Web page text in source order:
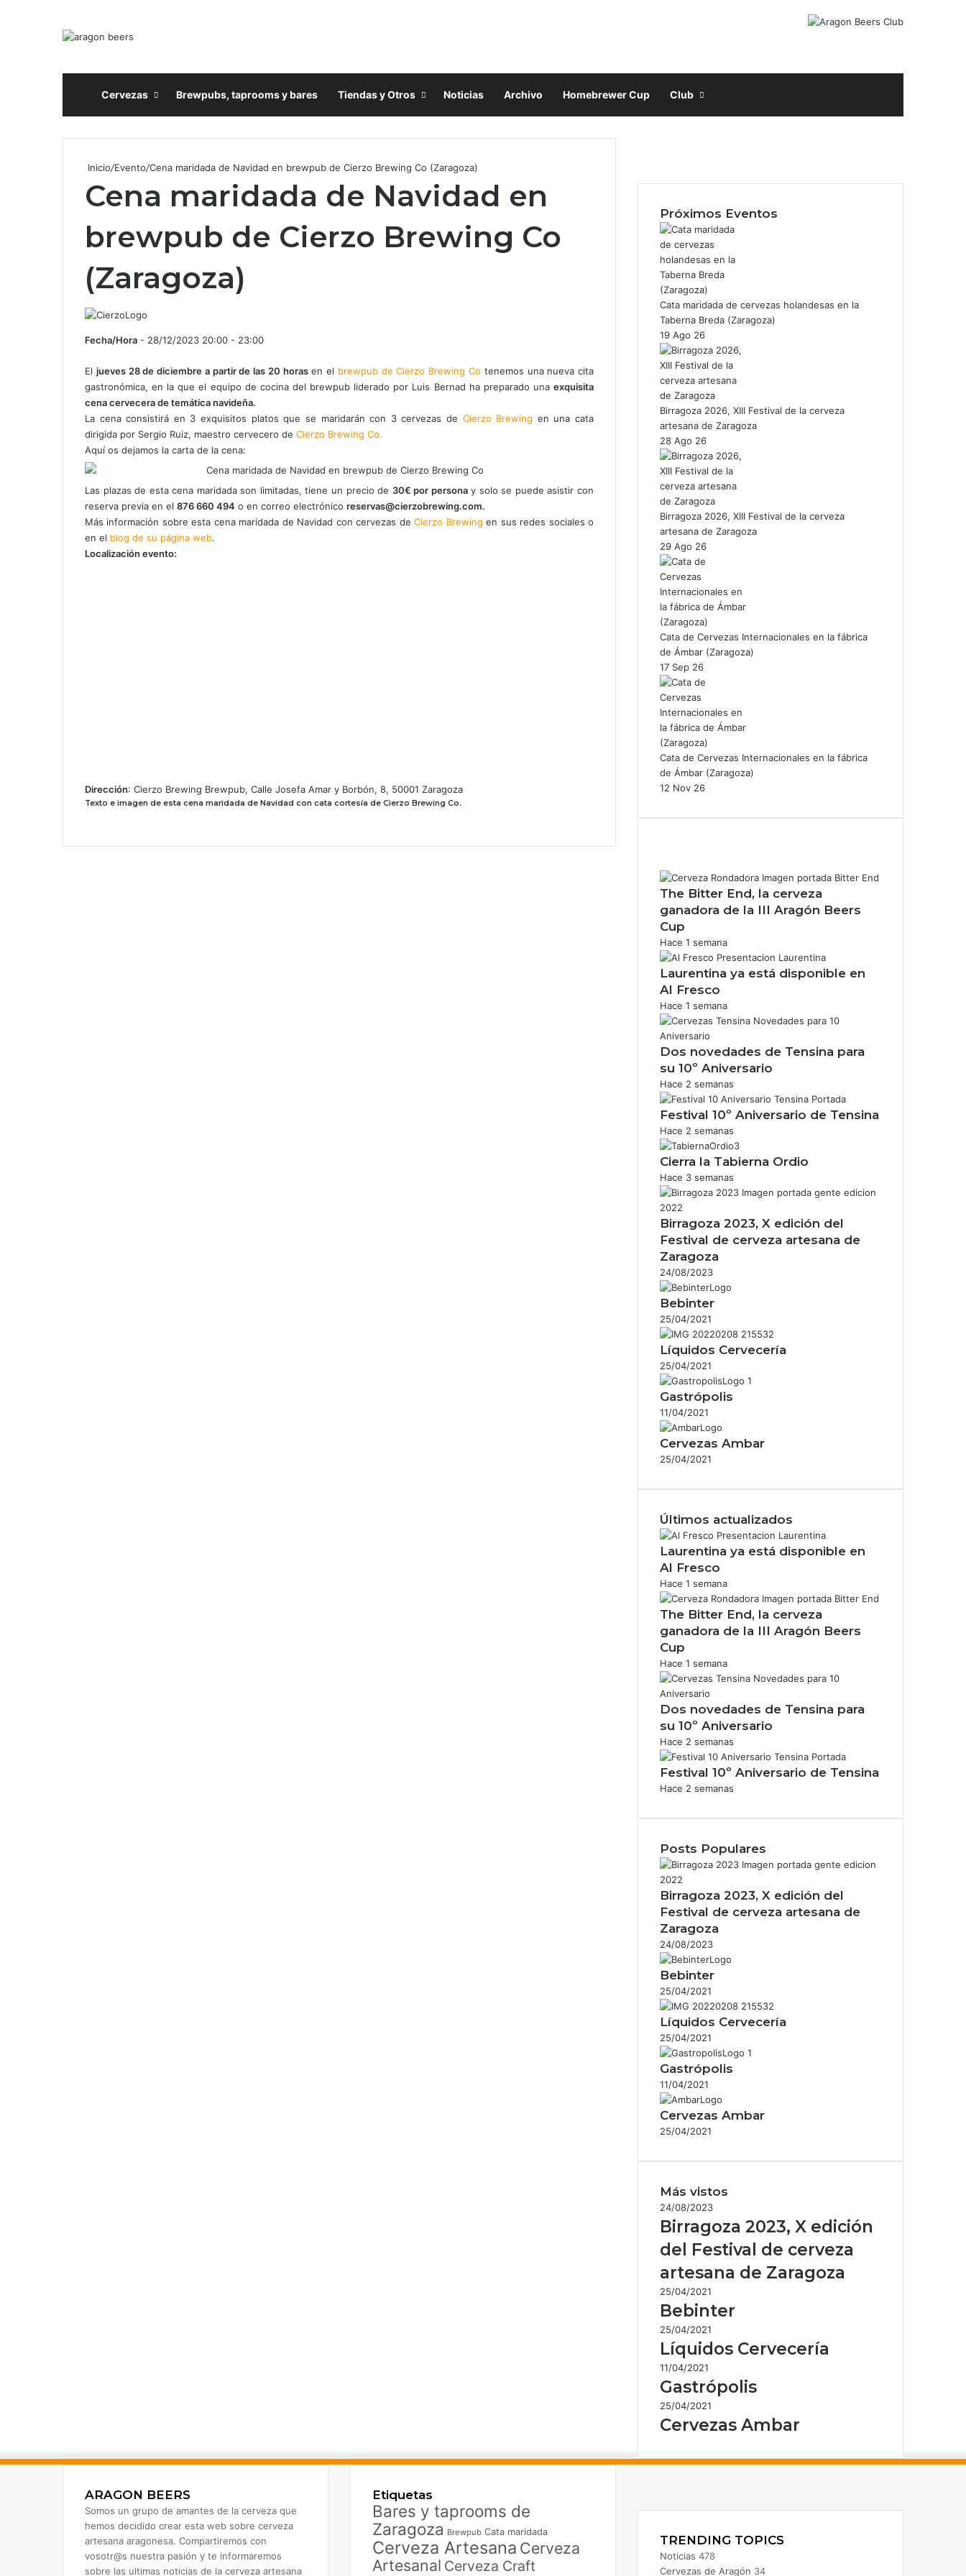
InicioCervezas Brewpubs, taprooms y bares Tiendas y Otros Noticias Archivo Homebrewer Cup Club
Inicio/Evento/Cena maridada de Navidad en brewpub de Cierzo Brewing Co (Zaragoza)
Cena maridada de Navidad en
brewpub de Cierzo Brewing Co
(Zaragoza)
Fecha/Hora - 28/12/2023 20:00 - 23:00
El jueves 28 de diciembre a partir de las 20 horasen el brewpub de Cierzo Brewing Co tenemos una nueva cita
gastronómica, en la que el equipo de cocina del brewpub liderado por Luis Bernad ha preparado una exquisita
cena cervecera de temática navideña.
La cena consistirá en 3 exquisitos platos que se maridarán con 3 cervezas de Cierzo Brewing en una cata
dirigida por Sergio Ruiz, maestro cervecero de Cierzo Brewing Co.
Aquí os dejamos la carta de la cena:
Las plazas de esta cena maridada son limitadas, tiene un precio de 30€ por personay solo se puede asistir con
reserva previa en el 876 660 494 o en correo electrónico reservas@cierzobrewing.com.
Más información sobre esta cena maridada de Navidad con cervezas deCierzo Brewing en sus redes sociales o
en el blog de su página web.
Localización evento:
Dirección: Cierzo Brewing Brewpub, Calle Josefa Amar y Borbón, 8, 50001 Zaragoza
Texto e imagen de esta cena maridada de Navidad con cata cortesía de Cierzo Brewing Co.
Próximos Eventos
Cata maridada de cervezas holandesas en la
Taberna Breda (Zaragoza)
19 Ago 26
Birragoza 2026, XIII Festival de la cerveza
artesana de Zaragoza
28 Ago 26
Birragoza 2026, XIII Festival de la cerveza
artesana de Zaragoza
29 Ago 26
Cata de Cervezas Internacionales en la fábrica
de Ámbar (Zaragoza)
17 Sep 26
Cata de Cervezas Internacionales en la fábrica
de Ámbar (Zaragoza)
12 Nov 26
The Bitter End, la cerveza
ganadora de la III Aragón Beers
Cup
Hace 1 semana
Laurentina ya está disponible en
Al Fresco
Hace 1 semana
Dos novedades de Tensina para
su 10º Aniversario
Hace 2 semanas
Festival 10º Aniversario de Tensina
Hace 2 semanas
Cierra la Tabierna Ordio
Hace 3 semanas
Birragoza 2023, X edición del
Festival de cerveza artesana de
Zaragoza
24/08/2023
Bebinter
25/04/2021
Líquidos Cervecería
25/04/2021
Gastrópolis
11/04/2021
Cervezas Ambar
25/04/2021
Últimos actualizados
Laurentina ya está disponible en
Al Fresco
Hace 1 semana
The Bitter End, la cerveza
ganadora de la III Aragón Beers
Cup
Hace 1 semana
Dos novedades de Tensina para
su 10º Aniversario
Hace 2 semanas
Festival 10º Aniversario de Tensina
Hace 2 semanas
Posts Populares
Birragoza 2023, X edición del
Festival de cerveza artesana de
Zaragoza
24/08/2023
Bebinter
25/04/2021
Líquidos Cervecería
25/04/2021
Gastrópolis
11/04/2021
Cervezas Ambar
25/04/2021
Más vistos
24/08/2023
Birragoza 2023, X edición
del Festival de cerveza
artesana de Zaragoza
25/04/2021
Bebinter
25/04/2021
Líquidos Cervecería
11/04/2021
Gastrópolis
25/04/2021
Cervezas Ambar
ARAGON BEERS
Somos un grupo de amantes de la cerveza que
hemos decidido crear esta web sobre cerveza
artesana aragonesa. Compartiremos con
vosotr@s nuestra pasión y te informaremos
sobre las ultimas noticias de la cerveza artesana
Etiquetas
Bares y taprooms de
Zaragoza Brewpub Cata maridada
Cerveza Artesana Cerveza
Artesanal Cerveza Craft
TRENDING TOPICS
Noticias 478
Cervezas de Aragón 34